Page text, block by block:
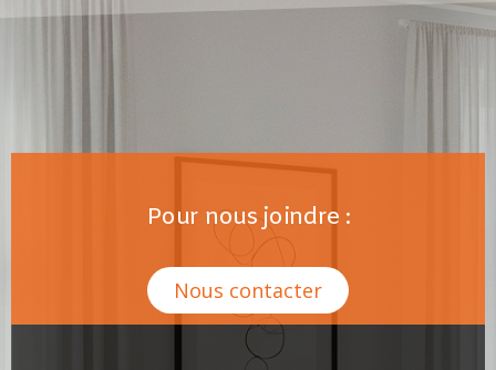
Pour nous joindre :
Nous contacter